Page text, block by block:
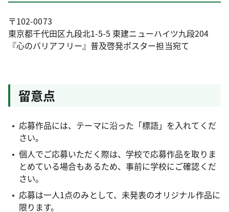
〒102-0073
東京都千代田区九段北1-5-5 東建ニューハイツ九段204
『心のバリアフリー』普及啓発ポスター担当宛て
留意点
応募作品には、テーマに沿った「標語」を入れてくだ
さい。
個人でご応募いただく際は、学校で応募作品を取りま
とめている場合もあるため、事前に学校にご確認くだ
さい。
応募は一人1点のみとして、未発表のオリジナル作品に
限ります。